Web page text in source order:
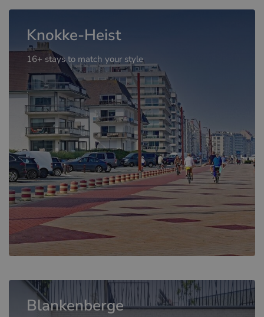
Knokke-Heist
16+ stays to match your style
Blankenberge